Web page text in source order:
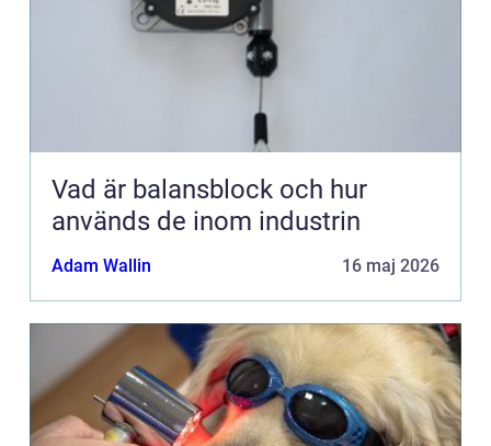
Vad är balansblock och hur
används de inom industrin
Adam Wallin 16 maj 2026